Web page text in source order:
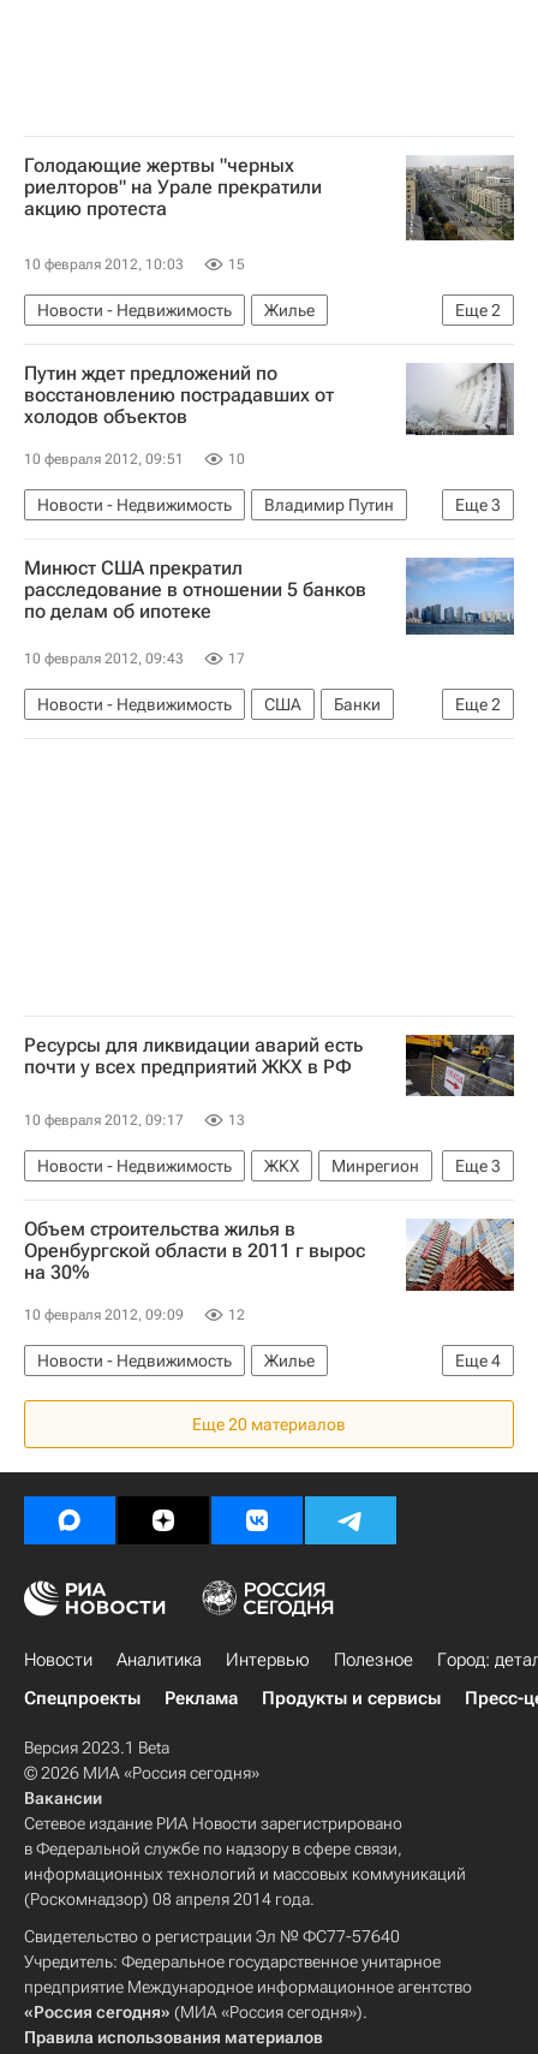
Голодающие жертвы "черных
риелторов" на Урале прекратили
акцию протеста
10 февраля 2012, 10:03 15
Еще2
Новости - Недвижимость
Жилье
Челябинская область
Россия
Путин ждет предложений по
восстановлению пострадавших от
холодов объектов
10 февраля 2012, 09:51 10
Еще3
Новости - Недвижимость
Владимир Путин
МЧС России (Министерство РФ по делам гражданской обороны, чрезвычайным ситуациям и ликвидации последствий стихийных бедствий)
Инфраструктура
Россия
Минюст США прекратил
расследование в отношении 5 банков
по делам об ипотеке
10 февраля 2012, 09:43 17
Еще2
Новости - Недвижимость США
Банки
Ипотека
Следствие
Ресурсы для ликвидации аварий есть
почти у всех предприятий ЖКХ в РФ
10 февраля 2012, 09:17 13
Еще3
Новости - Недвижимость ЖКХ
Минрегион
Виктор Басаргин
Инфраструктура Россия
Объем строительства жилья в
Оренбургской области в 2011 г вырос
на 30%
10 февраля 2012, 09:09 12
Еще4
Новости - Недвижимость
Жилье
Оренбургская область
Строительство
2011 год: итоги, тенденции, комментарии
Россия
Еще 20 материалов
Новости Аналитика Интервью Полезное
Город:
Спецпроекты
Реклама Продукты и сервисы Пресс-
Версия 2023.1 Beta
© 2026 МИА «Россия сегодня»
Вакансии
Сетевое издание РИА Новости зарегистрировано
в Федеральной службе по надзору в сфере связи,
информационных технологий и массовых коммуникаций
(Роскомнадзор) 08 апреля 2014 года.
Свидетельство о регистрации Эл № ФС77-57640
Учредитель: Федеральное государственное унитарное
предприятие Международное информационное агентство
«Россия сегодня» (МИА «Россия сегодня»).
Правила использования материалов